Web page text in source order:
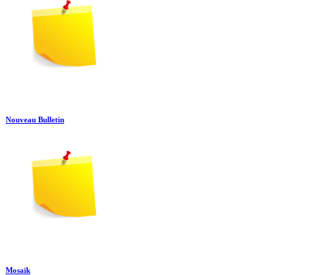
Nouveau Bulletin
Mosaïk